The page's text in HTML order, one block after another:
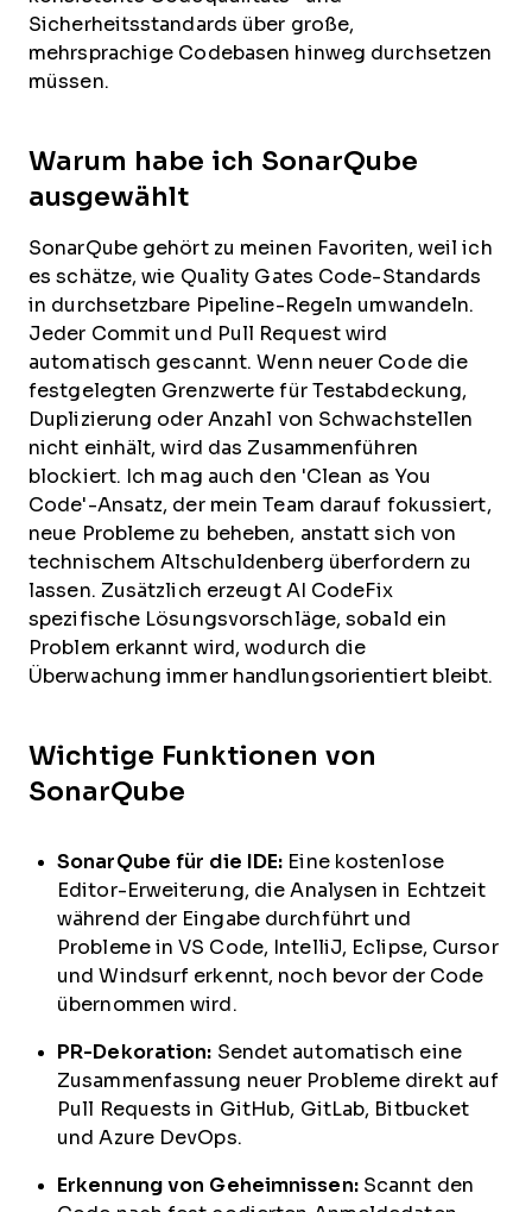
Sicherheitsstandards über große,
mehrsprachige Codebasen hinweg durchsetzen
müssen.
Warum habe ich SonarQube
ausgewählt
SonarQube gehört zu meinen Favoriten, weil ich
es schätze, wie Quality Gates Code-Standards
in durchsetzbare Pipeline-Regeln umwandeln.
Jeder Commit und Pull Request wird
automatisch gescannt. Wenn neuer Code die
festgelegten Grenzwerte für Testabdeckung,
Duplizierung oder Anzahl von Schwachstellen
nicht einhält, wird das Zusammenführen
blockiert. Ich mag auch den 'Clean as You
Code'-Ansatz, der mein Team darauf fokussiert,
neue Probleme zu beheben, anstatt sich von
technischem Altschuldenberg überfordern zu
lassen. Zusätzlich erzeugt AI CodeFix
spezifische Lösungsvorschläge, sobald ein
Problem erkannt wird, wodurch die
Überwachung immer handlungsorientiert bleibt.
Wichtige Funktionen von
SonarQube
SonarQube für die IDE: Eine kostenlose
Editor-Erweiterung, die Analysen in Echtzeit
während der Eingabe durchführt und
Probleme in VS Code, IntelliJ, Eclipse, Cursor
und Windsurf erkennt, noch bevor der Code
übernommen wird.
PR-Dekoration: Sendet automatisch eine
Zusammenfassung neuer Probleme direkt auf
Pull Requests in GitHub, GitLab, Bitbucket
und Azure DevOps.
Erkennung von Geheimnissen:Scannt den